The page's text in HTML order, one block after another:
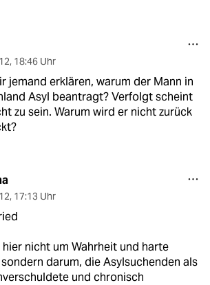
, 18:46 Uhr
jemand erklären, warum der Mann in
Asyl beantragt? Verfolgt scheint
zu sein. Warum wird er nicht zurück
, 17:13 Uhr
hier nicht um Wahrheit und harte
darum, die Asylsuchenden als
und chronisch